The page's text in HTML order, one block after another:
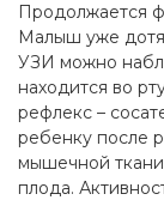
Продолжается
Малыш уже
УЗИ можно
находится во
рефлекс –
ребенку после
мышечной
плода.